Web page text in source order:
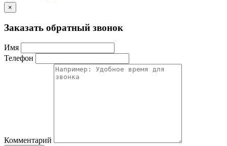
×
Заказать обратный звонок
Имя
Телефон
Комментарий